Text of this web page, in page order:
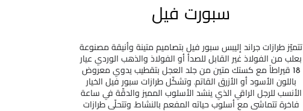
سبورت فيل
تتميّز طرازات جراند إليبس سبور فيل بتصاميم متينة وأنيقة مصنوعة
بعلب من الفولاذ غير القابل للصدأ أو الفولاذ والذهب الوردي عيار
18 قيراطاً مع كستك متين من جلد العجل بتقطيب يدوي معروض
باللون الأسود أو الأزرق القاتم. وتشكّل طرازات سبور فيل الخيار
الأنسب للرجل الراقي الذي ينشد الأسلوب المميز والدقّة في ساعة
فاخرة تتماشى مع أسلوب حياته المفعم بالنشاط. وتتحلّى طرازات